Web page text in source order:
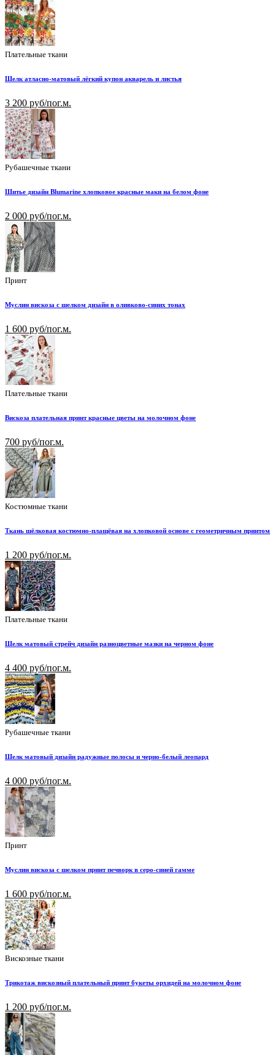
Плательные ткани
Шелк атласно-матовый лёгкий купон акварель и листья
3 200 руб/пог.м.
Рубашечные ткани
Шитье дизайн Blumarine хлопковое красные маки на белом фоне
2 000 руб/пог.м.
Принт
Муслин вискоза с шелком дизайн в оливково-синих тонах
1 600 руб/пог.м.
Плательные ткани
Вискоза плательная принт красные цветы на молочном фоне
700 руб/пог.м.
Костюмные ткани
Ткань шёлковая костюмно-плащёвая на хлопковой основе с геометричным принтом
1 200 руб/пог.м.
Плательные ткани
Шелк матовый стрейч дизайн разноцветные мазки на черном фоне
4 400 руб/пог.м.
Рубашечные ткани
Шелк матовый дизайн радужные полосы и черно-белый леопард
4 000 руб/пог.м.
Принт
Муслин вискоза с шелком принт печворк в серо-синей гамме
1 600 руб/пог.м.
Вискозные ткани
Трикотаж вискозный плательный принт букеты орхидей на молочном фоне
1 200 руб/пог.м.